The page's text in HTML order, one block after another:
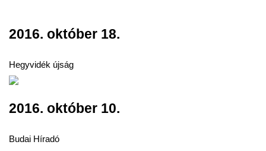
2016. október 18.
Hegyvidék újság
2016. október 10.
Budai Híradó